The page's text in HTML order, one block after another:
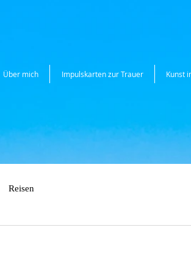
Über mich Impulskarten zur Trauer Kunst
Reisen